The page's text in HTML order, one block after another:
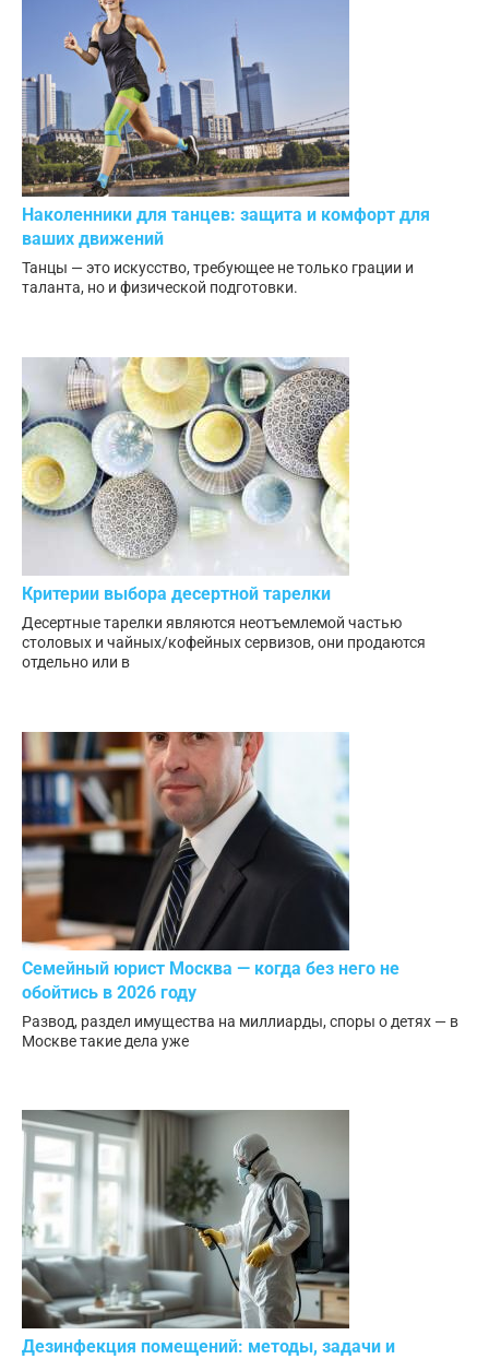
Наколенники для танцев: защита и комфорт для
ваших движений
Танцы — это искусство, требующее не только грации и
таланта, но и физической подготовки.
Критерии выбора десертной тарелки
Десертные тарелки являются неотъемлемой частью
столовых и чайных/кофейных сервизов, они продаются
отдельно или в
Семейный юрист Москва — когда без него не
обойтись в 2026 году
Развод, раздел имущества на миллиарды, споры о детях — в
Москве такие дела уже
Дезинфекция помещений: методы, задачи и